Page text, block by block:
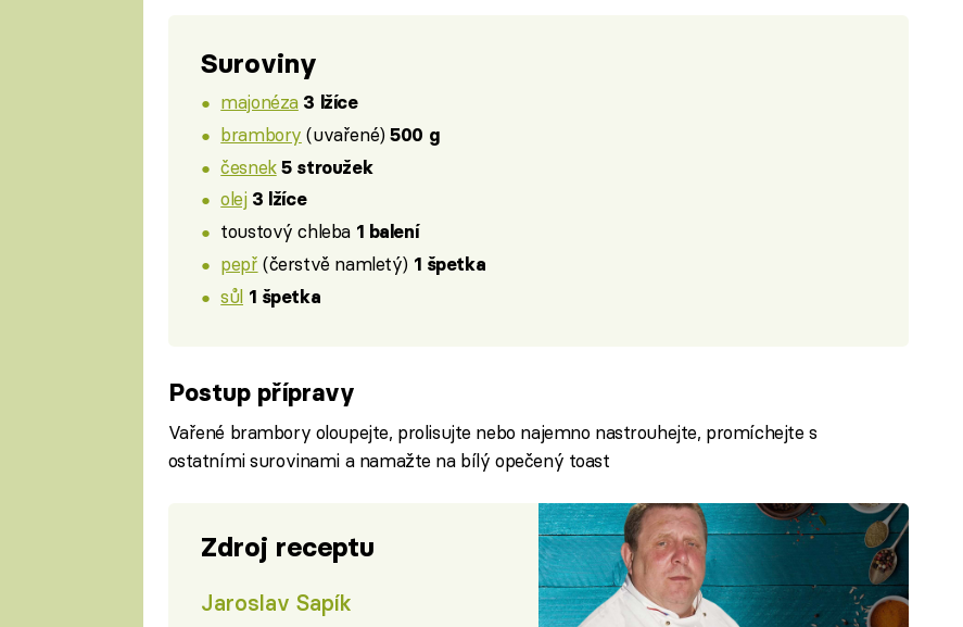
Suroviny
majonéza 3 lžíce
brambory (uvařené)500 g
česnek 5 stroužek
olej 3 lžíce
toustový chleba 1 balení
pepř (čerstvě namletý) 1 špetka
sůl 1 špetka
Postup přípravy
Vařené brambory oloupejte, prolisujte nebo najemno nastrouhejte, promíchejte s
ostatními surovinami a namažte na bílý opečený toast
Zdroj receptu
Jaroslav Sapík